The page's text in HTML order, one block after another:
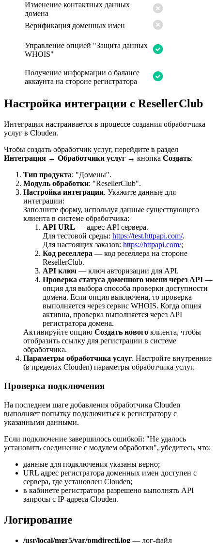
Изменение контактных данных
домена
Верификация доменных имен
Управление опцией "Защита данных
WHOIS"
Получение информации о балансе
аккаунта на стороне регистратора
Настройка интеграции с ResellerClub
Интеграция настраивается в процессе создания обработчика
услуг в Clouden.
Чтобы создать обработчик услуг, перейдите в раздел
Интеграция → Обработчики услуг → кнопка Создать:
Тип продукта: "Домены".
Модуль обработки: "ResellerClub".
Настройка интеграции. Укажите данные для
интеграции:
Заполните форму, используя данные существующего
клиента в системе обработчика:
API URL — адрес API сервера.
Для тестовой среды: https://test.httpapi.com/.
Для настоящих заказов: https://httpapi.com/;
Код реселлера — код реселлера на стороне
ResellerClub.
API ключ — ключ авторизации для API.
Проверка статуса доменного имени через API —
опция для выбора способа проверки доступности
домена. Если опция выключена, то проверка
выполняется через сервис WHOIS. Когда опция
активна, проверка выполняется через API
регистратора домена.
Активируйте опцию Создать нового клиента, чтобы
отобразить ссылку для регистрации в системе
обработчика.
Параметры обработчика услуг. Настройте внутренние
(в пределах Clouden) параметры обработчика услуг.
Проверка подключения
На последнем шаге добавления обработчика Clouden
выполняет попытку подключиться к регистратору с
указанными данными.
Если подключение завершилось ошибкой: "Не удалось
установить соединение с модулем обработки", убедитесь, что:
данные для подключения указаны верно;
URL адрес регистратора доменных имен доступен с
сервера, где установлен Clouden;
в кабинете регистратора разрешено выполнять API
запросы с IP-адреса Clouden.
Логирование
/usr/local/mgr5/var/pmdirecti.log — лог-файл